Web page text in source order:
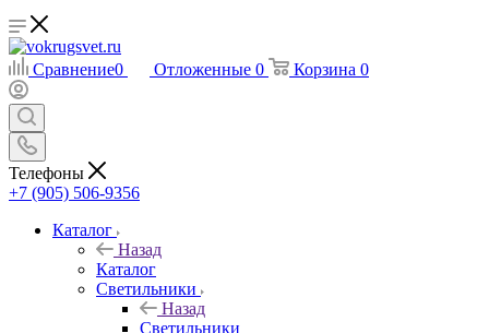
Сравнение0 Отложенные 0 Корзина 0
Телефоны
+7 (905) 506-9356
Каталог
Назад
Каталог
Светильники
Назад
Светильники